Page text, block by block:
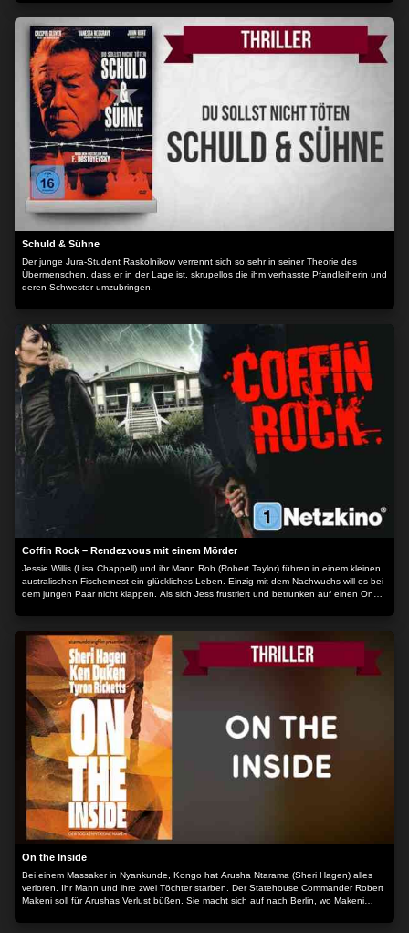
Lisa und ihrem Ehemann Mike von seinen wilden Jugendzeiten in der damaligen
ungestümen Künstlerkommune von Manhattan berichten. Zu Beginn ist der
Ballettlehrer geschmeichelt vom Interesse seiner Gesprächspartner, doch schon bald
entwickelt sich in der mit Erinnerungsstücken vollgestopften Wohnung ein Katz-und-
Maus-Spiel um Tobis Vergangenheit, in dem jeder eine Schuld trägt. Der Inhalt wird
bereitgestellt von: PLAION PICTURES GmbH, Lochhamer Str. 9, 82152
Planegg/München
Schuld & Sühne
Der junge Jura-Student Raskolnikow verrennt sich so sehr in seiner Theorie des
Übermenschen, dass er in der Lage ist, skrupellos die ihm verhasste Pfandleiherin und
deren Schwester umzubringen.
Coffin Rock – Rendezvous mit einem Mörder
Jessie Willis (Lisa Chappell) und ihr Mann Rob (Robert Taylor) führen in einem kleinen
australischen Fischernest ein glückliches Leben. Einzig mit dem Nachwuchs will es bei
dem jungen Paar nicht klappen. Als sich Jess frustriert und betrunken auf einen One
welche Konsequenzen ihr Seitensprung haben wird. Denn Evan ist ein Psychopath,
ein Stalker, der durchdreht, als er erfährt, dass Jess schwanger ist. Jess wird zum
Mittelpunkt eines brutalen Spiels, das sie gewinnen muss, wenn sie am Leben bleiben
will. Der Inhalt wird bereitgestellt von: PLAION PICTURES GmbH, Lochhamer Str. 9,
82152 Planegg/München
On the Inside
Bei einem Massaker in Nyankunde, Kongo hat Arusha Ntarama (Sheri Hagen) alles
verloren. Ihr Mann und ihre zwei Töchter starben. Der Statehouse Commander Robert
Makeni soll für Arushas Verlust büßen. Sie macht sich auf nach Berlin, wo Makeni
empfangen wird. Arusha will Makeni enttarnen und Rache nehmen. Der Junior